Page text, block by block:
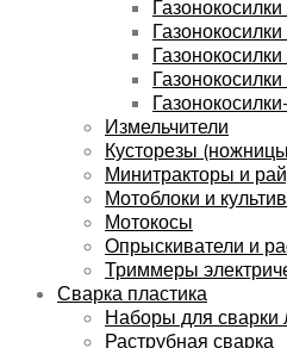
Измельчители
Кусторезы
Минитракторы и
Мотоблоки и
Мотокосы
Опрыскиватели и
Триммеры
Сварка пластика
Наборы для сварки
Раструбная сварка